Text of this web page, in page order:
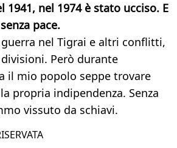
1941, nel 1974 è stato ucciso. E
senza pace.
guerra nel Tigrai e altri conflitti,
Però durante
il mio popolo seppe trovare
propria indipendenza. Senza
vissuto da schiavi.